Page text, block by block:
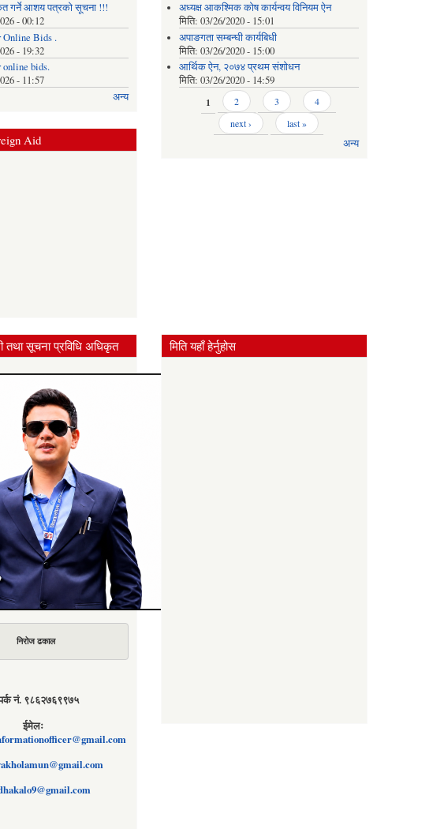
गर्ने आशय पत्रको सूचना !!!
- 00:12
Bids .
- 19:32
bids.
- 11:57
अन्य
Aid
अध्यक्ष आकश्मिक कोष कार्यन्वय विनियम ऐन
मिति:03/26/2020 - 15:01
अपाङगता सम्बन्घी कार्यबिधी
मिति:03/26/2020 - 15:00
आर्थिक ऐन, २०७४ प्रथम संशोधन
मिति:03/26/2020 - 14:59
1 2 3
4
next ›
last »
अन्य
तथा सूचना प्रविधि अधिकृत
निरोज ढकाल
नं. ९८६२७६९९७५
ईमेलः
मिति यहाँ हेर्नुहोस